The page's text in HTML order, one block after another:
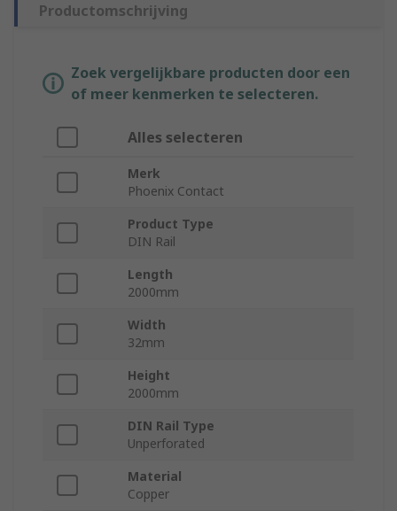
Productomschrijving
Zoek vergelijkbare producten door een
of meer kenmerken te selecteren.
Alles selecteren
Merk
Phoenix Contact
Product Type
DIN Rail
Length
2000mm
Width
32mm
Height
2000mm
DIN Rail Type
Unperforated
Material
Copper